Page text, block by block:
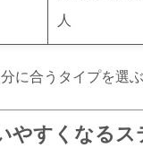
人
に合うタイプを選
やすくなるス